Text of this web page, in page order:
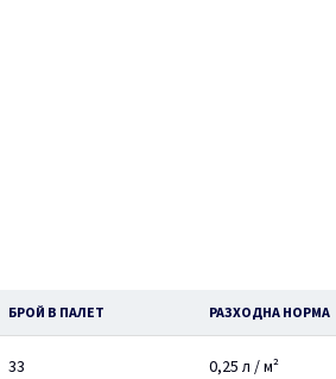
БРОЙ В ПАЛЕТ РАЗХОДНА НОРМА
33 0,25 л / м²